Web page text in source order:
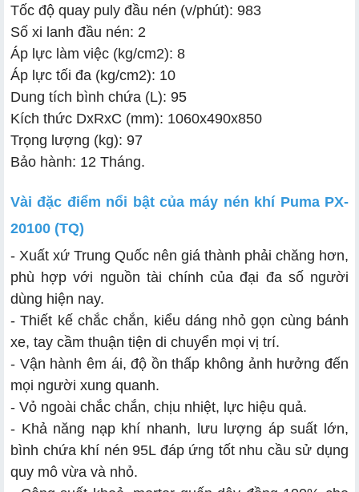
Tốc độ quay puly đầu nén (v/phút): 983
Số xi lanh đầu nén: 2
Áp lực làm việc (kg/cm2): 8
Áp lực tối đa (kg/cm2): 10
Dung tích bình chứa (L): 95
Kích thức DxRxC (mm): 1060x490x850
Trọng lượng (kg): 97
Bảo hành: 12 Tháng.
Vài đặc điểm nổi bật của máy nén khí Puma PX-
20100 (TQ)
- Xuất xứ Trung Quốc nên giá thành phải chăng hơn,
phù hợp với nguồn tài chính của đại đa số người
dùng hiện nay.
- Thiết kế chắc chắn, kiểu dáng nhỏ gọn cùng bánh
xe, tay cầm thuận tiện di chuyển mọi vị trí.
- Vận hành êm ái, độ ồn thấp không ảnh hưởng đến
mọi người xung quanh.
- Vỏ ngoài chắc chắn, chịu nhiệt, lực hiệu quả.
- Khả năng nạp khí nhanh, lưu lượng áp suất lớn,
bình chứa khí nén 95L đáp ứng tốt nhu cầu sử dụng
quy mô vừa và nhỏ.